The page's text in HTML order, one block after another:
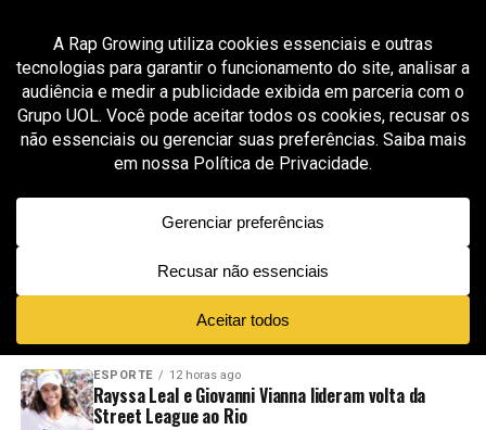
All posts tagged "MC Hariel Projeto Legado"
MÚSICA 1 mês ago
MC Hariel fortalece parceria com Projeto
Legado em Paraisópolis e conecta “A Vida É Um
Freestyle” à educação
NOVIDADES EM ALTA VÍDEOS
ESPORTE 12 horas ago
Rayssa Leal e Giovanni Vianna lideram volta da
Street League ao Rio